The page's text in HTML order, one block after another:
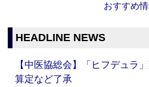
おすすめ
HEADLINE NEWS
【中医協総会】「ヒフデュラ
算定など了承